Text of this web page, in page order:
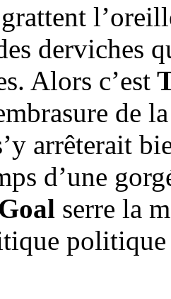
derviches
Alors c’est
de
arrêterait
d’une
serre la